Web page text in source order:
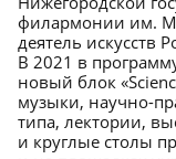
филармонии им.
деятель искусств
В 2021 в
новый блок
музыки, научно-
типа, лектории,
и круглые столы